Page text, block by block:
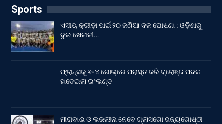
Sports
ଏସୀୟ କ୍ରୀଡ଼ା ପାଇଁ ୨୦ ଜଣିଆ ଦଳ ଘୋଷଣା : ଓଡ଼ିଶାରୁ
ଦୁଇ ଖେଳାଳୀ…
ଫ୍ରାନ୍ସକୁ ୬-୪ ଗୋଲ୍‌ରେ ପରାସ୍ତ କରି ବ୍ରୋଞ୍ଜ ପଦକ
ହାତେଇଲା ଇଂଲଣ୍ଡ
ମୀରାବାଈ ଓ ଲଭଲୀନା ନେବେ ଗ୍ଲାସଗୋ ରାଜ୍ୟଗୋଷ୍ଠୀ